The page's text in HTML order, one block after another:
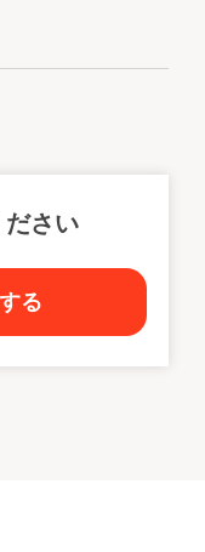
さい
る